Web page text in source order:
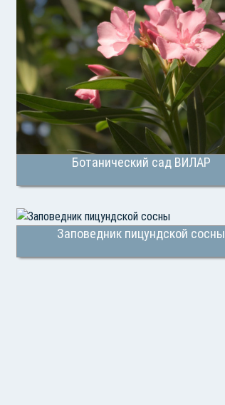
Ботанический сад ВИЛАР
Заповедник пицундской сосны